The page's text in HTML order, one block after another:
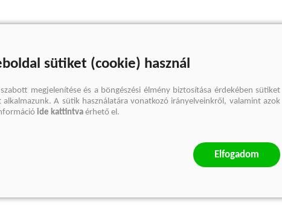
sütiket (cookie) használ
megjelenítése és a böngészési élmény biztosítása érdekében sütiket
A sütik használatára vonatkozó irányelveinkről, valamint azok
ide kattintva érhető el.
Elfogadom